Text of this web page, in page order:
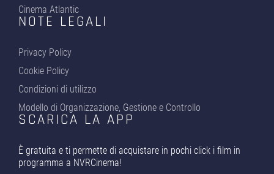
Cinema Atlantic
NOTE LEGALI
Privacy Policy
Cookie Policy
Condizioni di utilizzo
Modello di Organizzazione, Gestione e Controllo
SCARICA LA APP
È gratuita e ti permette di acquistare in pochi click i film in
programma a NVRCinema!